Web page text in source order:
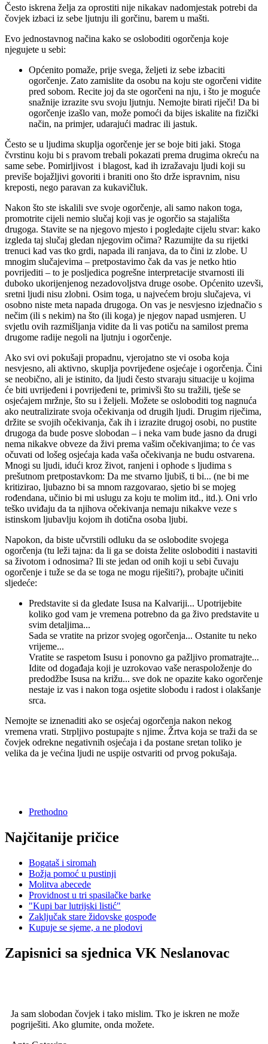
Često iskrena želja za oprostiti nije nikakav nadomjestak potrebi da
čovjek izbaci iz sebe ljutnju ili gorčinu, barem u mašti.
Evo jednostavnog načina kako se osloboditi ogorčenja koje
njegujete u sebi:
Općenito pomaže, prije svega, željeti iz sebe izbaciti
ogorčenje. Zato zamislite da osobu na koju ste ogorčeni vidite
pred sobom. Recite joj da ste ogorčeni na nju, i što je moguće
snažnije izrazite svu svoju ljutnju. Nemojte birati riječi! Da bi
ogorčenje izašlo van, može pomoći da bijes iskalite na fizički
način, na primjer, udarajući madrac ili jastuk.
Često se u ljudima skuplja ogorčenje jer se boje biti jaki. Stoga
čvrstinu koju bi s pravom trebali pokazati prema drugima okreću na
same sebe. Pomirljivost i blagost, kad ih izražavaju ljudi koji su
previše bojažljivi govoriti i braniti ono što drže ispravnim, nisu
kreposti, nego paravan za kukavičluk.
Nakon što ste iskalili sve svoje ogorčenje, ali samo nakon toga,
promotrite cijeli nemio slučaj koji vas je ogorčio sa stajališta
drugoga. Stavite se na njegovo mjesto i pogledajte cijelu stvar: kako
izgleda taj slučaj gledan njegovim očima? Razumijte da su rijetki
trenuci kad vas tko grdi, napada ili ranjava, da to čini iz zlobe. U
mnogim slučajevima – pretpostavimo čak da vas je netko htio
povrijediti – to je posljedica pogrešne interpretacije stvarnosti ili
duboko ukorijenjenog nezadovoljstva druge osobe. Općenito uzevši,
sretni ljudi nisu zlobni. Osim toga, u najvećem broju slučajeva, vi
osobno niste meta napada drugoga. On vas je nesvjesno izjednačio s
nečim (ili s nekim) na što (ili koga) je njegov napad usmjeren. U
svjetlu ovih razmišljanja vidite da li vas potiču na samilost prema
drugome radije negoli na ljutnju i ogorčenje.
Ako svi ovi pokušaji propadnu, vjerojatno ste vi osoba koja
nesvjesno, ali aktivno, skuplja povrijeđene osjećaje i ogorčenja. Čini
se neobično, ali je istinito, da ljudi često stvaraju situacije u kojima
će biti uvrijeđeni i povrijeđeni te, primivši što su tražili, tješe se
osjećajem mržnje, što su i željeli. Možete se osloboditi tog nagnuća
ako neutralizirate svoja očekivanja od drugih ljudi. Drugim riječima,
držite se svojih očekivanja, čak ih i izrazite drugoj osobi, no pustite
drugoga da bude posve slobodan – i neka vam bude jasno da drugi
nema nikakve obveze da živi prema vašim očekivanjima; to će vas
očuvati od lošeg osjećaja kada vaša očekivanja ne budu ostvarena.
Mnogi su ljudi, idući kroz život, ranjeni i ophode s ljudima s
prešutnom pretpostavkom: Da me stvarno ljubiš, ti bi... (ne bi me
kritizirao, ljubazno bi sa mnom razgovarao, sjetio bi se mojeg
rođendana, učinio bi mi uslugu za koju te molim itd., itd.). Oni vrlo
teško uviđaju da ta njihova očekivanja nemaju nikakve veze s
istinskom ljubavlju kojom ih dotična osoba ljubi.
Napokon, da biste učvrstili odluku da se oslobodite svojega
ogorčenja (tu leži tajna: da li ga se doista želite osloboditi i nastaviti
sa životom i odnosima? Ili ste jedan od onih koji u sebi čuvaju
ogorčenje i tuže se da se toga ne mogu riješiti?), probajte učiniti
sljedeće:
Predstavite si da gledate Isusa na Kalvariji... Upotrijebite
koliko god vam je vremena potrebno da ga živo predstavite u
svim detaljima...
Sada se vratite na prizor svojeg ogorčenja... Ostanite tu neko
vrijeme...
Vratite se raspetom Isusu i ponovno ga pažljivo promatrajte...
Idite od događaja koji je uzrokovao vaše neraspoloženje do
predodžbe Isusa na križu... sve dok ne opazite kako ogorčenje
nestaje iz vas i nakon toga osjetite slobodu i radost i olakšanje
srca.
Nemojte se iznenaditi ako se osjećaj ogorčenja nakon nekog
vremena vrati. Strpljivo postupajte s njime. Žrtva koja se traži da se
čovjek odrekne negativnih osjećaja i da postane sretan toliko je
velika da je većina ljudi ne uspije ostvariti od prvog pokušaja.
Prethodno
Najčitanije pričice
Bogataš i siromah
Božja pomoć u pustinji
Molitva abecede
Providnost u tri spasilačke barke
"Kupi bar lutrijski listić"
Zaključak stare židovske gospođe
Kupuje se sjeme, a ne plodovi
Zapisnici sa sjednica VK Neslanovac
Ja sam slobodan čovjek i tako mislim. Tko je iskren ne može
pogriješiti. Ako glumite, onda možete.